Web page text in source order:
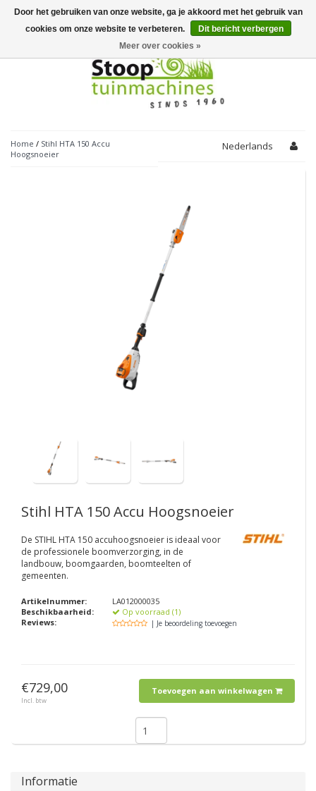
Toggle
navigation
Home / Stihl HTA 150 Accu
Hoogsnoeier
Nederlands
Stihl HTA 150 Accu Hoogsnoeier
De STIHL HTA 150 accuhoogsnoeier is ideaal voor
de professionele boomverzorging, in de
landbouw, boomgaarden, boomteelten of
gemeenten.
Artikelnummer:
LA012000035
Beschikbaarheid:
Op voorraad (1)
Reviews:
| Je beoordeling toevoegen
€729,00
Incl. btw
Toevoegen aan winkelwagen
Informatie
Door het gebruiken van onze website, ga je akkoord met het gebruik van
cookies om onze website te verbeteren.
Dit bericht verbergen
Meer over cookies »